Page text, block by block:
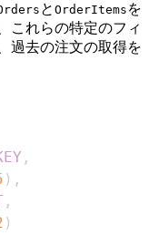
と OrderItems を
これらの特定のフィ
過去の注文の取得を
,
) ,
,
)